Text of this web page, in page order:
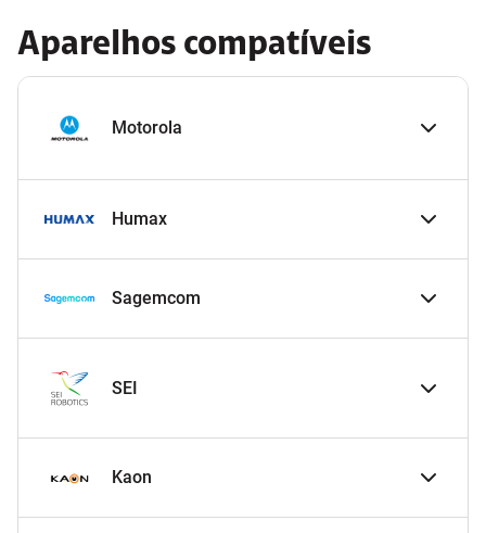
Aparelhos compatíveis
Motorola
Humax
Sagemcom
SEI
Kaon